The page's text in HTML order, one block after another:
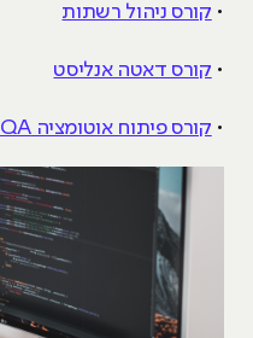
• קורס ניהול רשתות
• קורס דאטה אנליסט
• קורס פיתוח אוטומציה QA